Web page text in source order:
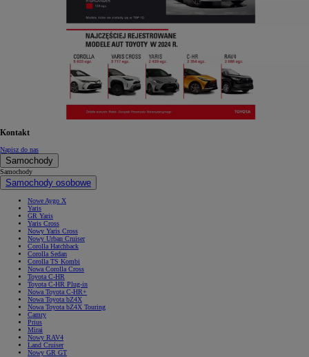
Kontakt
Napisz do nas
Samochody
Samochody
Samochody osobowe
Nowe Aygo X
Yaris
GR Yaris
Yaris Cross
Nowy Yaris Cross
Nowy Urban Cruiser
Corolla Hatchback
Corolla Sedan
Corolla TS Kombi
Nowa Corolla Cross
Toyota C-HR
Toyota C-HR Plug-in
Nowa Toyota C-HR+
Nowa Toyota bZ4X
Nowa Toyota bZ4X Touring
Camry
Prius
Mirai
Nowy RAV4
Land Cruiser
Nowy GR GT